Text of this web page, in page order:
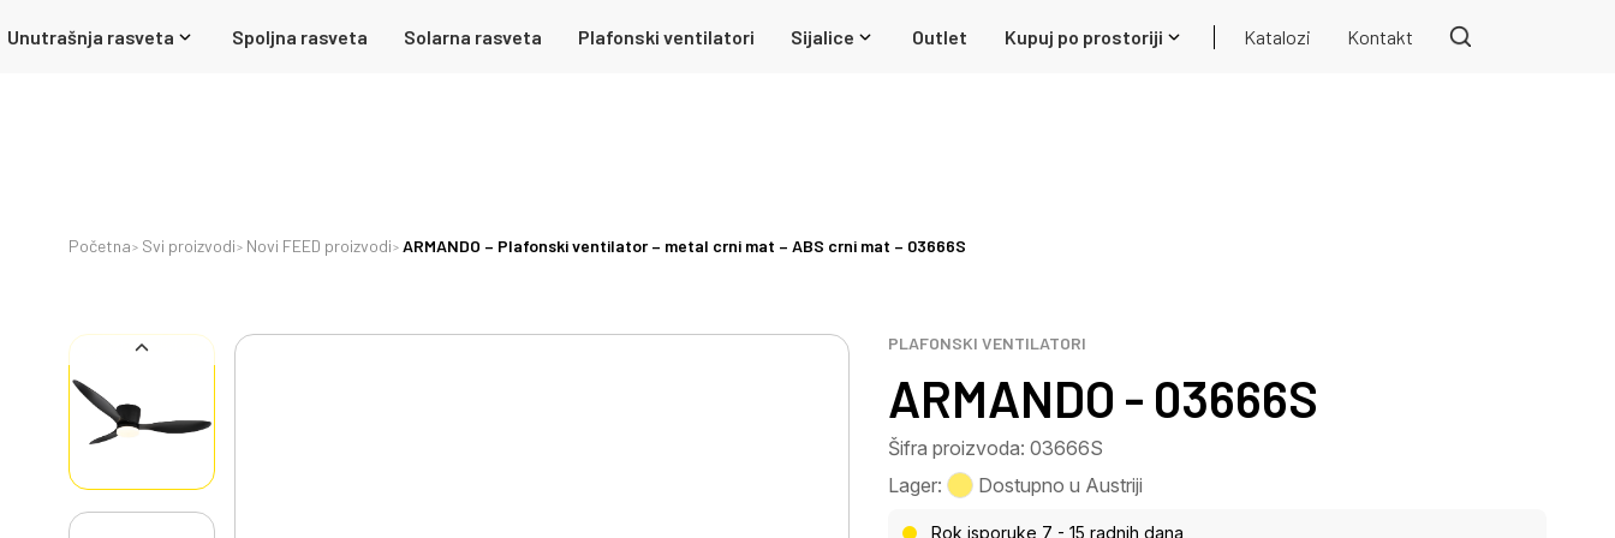
Unutrašnja rasveta Spoljna rasveta Solarna rasveta Plafonski ventilatori Sijalice Outlet Kupuj po prostoriji Katalozi Kontakt
Početna Svi proizvodi Novi FEED proizvodi ARMANDO – Plafonski ventilator – metal crni mat – ABS crni mat – 03666S
PLAFONSKI VENTILATORI
ARMANDO - 03666S
Šifra proizvoda: 03666S
Lager:
Dostupno u Austriji
Rok isporuke 7 - 15 radnih dana